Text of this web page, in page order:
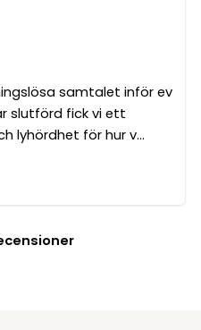
samtalet inför ev
slutförd fick vi ett
lyhördhet för hur v...